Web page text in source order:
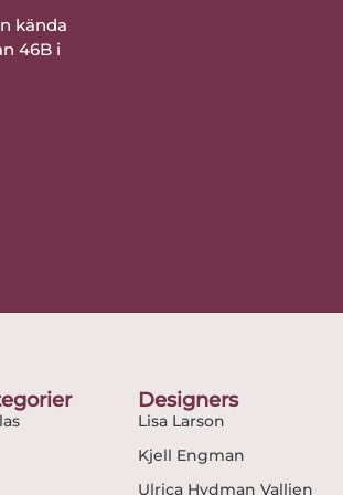
kända
46B i
Designers
Lisa Larson
Kjell Engman
Ulrica Hydman Vallien